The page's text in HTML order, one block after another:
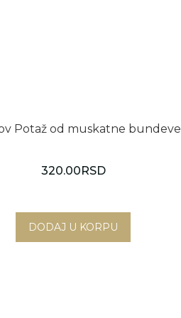
Potaž od muskatne bundeve
320.00RSD